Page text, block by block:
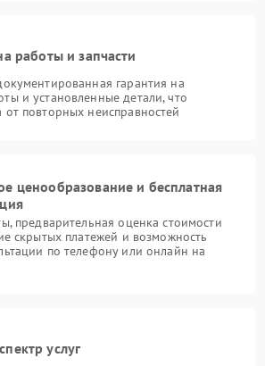
работы и запчасти
гарантия на
и установленные детали, что
повторных неисправностей
ценообразование и бесплатная
предварительная оценка стоимости
скрытых платежей и возможность
по телефону или онлайн на
услуг